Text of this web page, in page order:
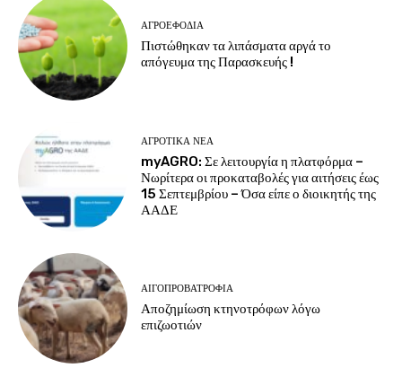
ΑΓΡΟΕΦΌΔΙΑ
Πιστώθηκαν τα λιπάσματα αργά το
απόγευμα της Παρασκευής !
ΑΓΡΟΤΙΚΆ ΝΈΑ
myAGRO: Σε λειτουργία η πλατφόρμα –
Νωρίτερα οι προκαταβολές για αιτήσεις έως
15 Σεπτεμβρίου – Όσα είπε ο διοικητής της
ΑΑΔΕ
ΑΙΓΟΠΡΟΒΑΤΡΟΦΊΑ
Αποζημίωση κτηνοτρόφων λόγω
επιζωοτιών